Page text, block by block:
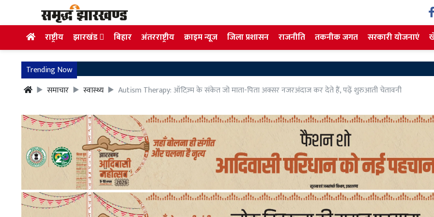
राष्ट्रीय झारखंड बिहार अंतरराष्ट्रीय क्राइम न्यूज जिला प्रशासन राजनीति तकनीक जगत सरकारी योजनाएं
Trending Now
समाचार
स्वास्थ्य Autism Therapy: ऑटिज़्म के संकेत जो माता-पिता अक्सर नजरअंदाज कर देते हैं, पढ़ें शुरुआती चेतावनी